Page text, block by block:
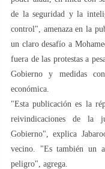
de la seguridad y la
control", amenaza en la
un claro desafío a
fuera de las protestas a
Gobierno y medidas
económica.
"Esta publicación es la
reivindicaciones de la
Gobierno", explica
vecino. "Es también un
peligro", agrega.